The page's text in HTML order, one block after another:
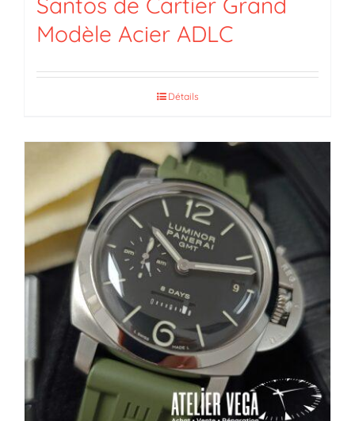
Modèle Acier ADLC
Détails